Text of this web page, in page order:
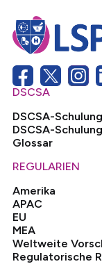
DSCSA
DSCSA-Schulung
DSCSA-
Glossar
REGULARIEN
Amerika
APAC
EU
MEA
Weltweite
Regulatorische